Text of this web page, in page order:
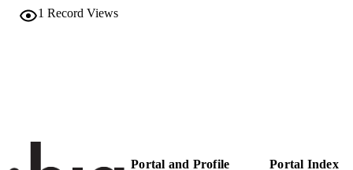
AUTHOR Giordano A, Di Michele A
1 Record Views
Portal and Profile Portal Index